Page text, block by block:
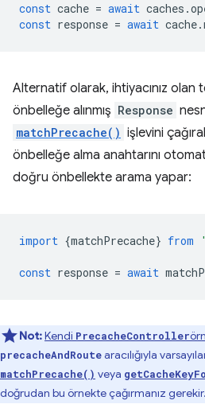
const cache = await caches .
const response = await cache.
Alternatif olarak, ihtiyacınız olan
önbelleğe alınmış Response
matchPrecache() işlevini
önbelleğe alma anahtarını
doğru önbellekte arama yapar:
import {matchPrecache} from
const response = await
Not:Kendi PrecacheController
precacheAndRoutearacılığıyla
matchPrecache() veya
doğrudan bu örnekte çağırmanız gerekir.